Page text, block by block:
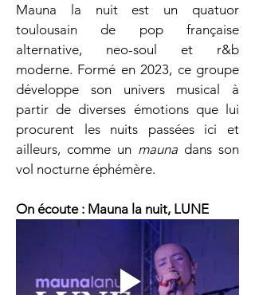
Mauna la nuit est un quatuor
toulousain de pop française
alternative, neo-soul et r&b
moderne. Formé en 2023, ce groupe
développe son univers musical à
partir de diverses émotions que lui
procurent les nuits passées ici et
ailleurs, comme un mauna dans son
vol nocturne éphémère.
On écoute : Mauna la nuit, LUNE